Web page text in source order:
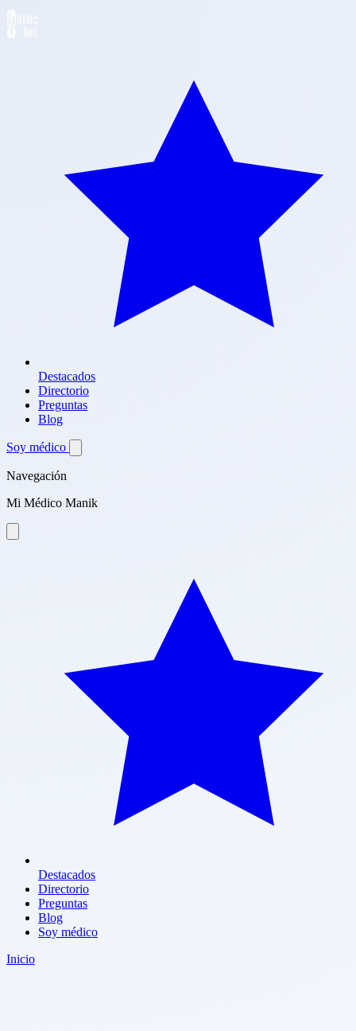
Destacados
Directorio
Preguntas
Blog
Soy médico
Navegación
Mi Médico Manik
Destacados
Directorio
Preguntas
Blog
Soy médico
Inicio